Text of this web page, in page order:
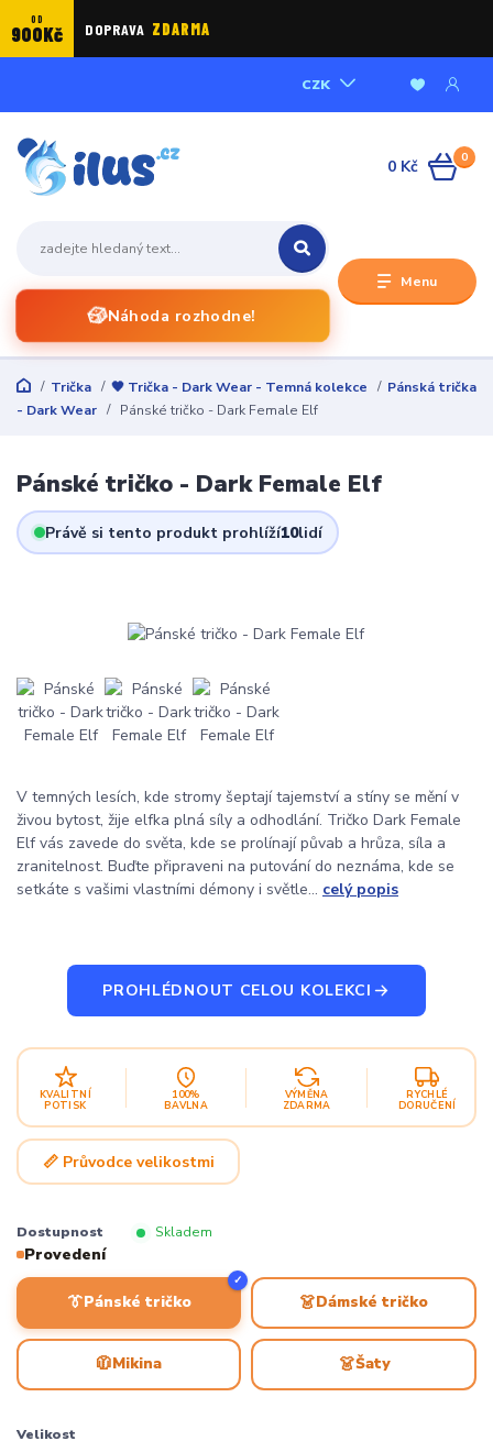
OD
900Kč DOPRAVA ZDARMA
Menu
CZK
🎲Náhoda rozhodne!
0
0 Kč
Trička 🖤 Trička - Dark Wear - Temná kolekce
Pánská trička
- Dark Wear
Pánské tričko - Dark Female Elf
Pánské tričko - Dark Female Elf
Právě si tento produkt prohlíží10lidí
V temných lesích, kde stromy šeptají tajemství a stíny se mění v
živou bytost, žije elfka plná síly a odhodlání. Tričko Dark Female
Elf vás zavede do světa, kde se prolínají půvab a hrůza, síla a
zranitelnost. Buďte připraveni na putování do neznáma, kde se
setkáte s vašimi vlastními démony i světle... celý popis
PROHLÉDNOUT CELOU KOLEKCI
KVALITNÍ
POTISK
100%
BAVLNA
VÝMĚNA
ZDARMA
RYCHLÉ
DORUČENÍ
📏 Průvodce velikostmi
Dostupnost Skladem
Provedení
👔Pánské tričko
✓
👗Dámské tričko
🧥Mikina 👗Šaty
Velikost